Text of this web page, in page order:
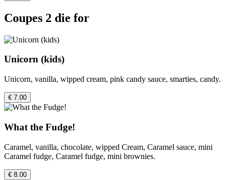
Coupes 2 die for
Unicorn (kids)
Unicorn, vanilla, wipped cream, pink candy sauce, smarties, candy.
€ 7.00
What the Fudge!
Caramel, vanilla, chocolate, wipped Cream, Caramel sauce, mini
Caramel fudge, Caramel fudge, mini brownies.
€ 8.00